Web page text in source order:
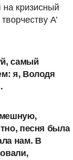
кризисный
А’
самый
я, Володя
песня была
нам. В